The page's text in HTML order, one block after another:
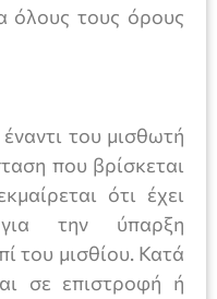
όλους τους όρους
του μισθωτή
που βρίσκεται
ότι έχει
την ύπαρξη
του μισθίου. Κατά
σε επιστροφή ή